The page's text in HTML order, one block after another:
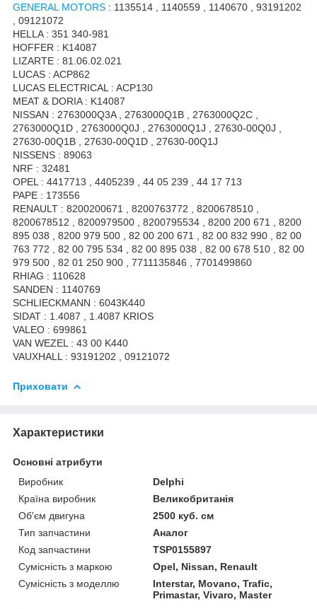
GENERAL MOTORS : 1135514 , 1140559 , 1140670 , 93191202
, 09121072
HELLA : 351 340-981
HOFFER : K14087
LIZARTE : 81.06.02.021
LUCAS : ACP862
LUCAS ELECTRICAL : ACP130
MEAT & DORIA : K14087
NISSAN : 2763000Q3A , 2763000Q1B , 2763000Q2C ,
2763000Q1D , 2763000Q0J , 2763000Q1J , 27630-00Q0J ,
27630-00Q1B , 27630-00Q1D , 27630-00Q1J
NISSENS : 89063
NRF : 32481
OPEL : 4417713 , 4405239 , 44 05 239 , 44 17 713
PAPE : 173556
RENAULT : 8200200671 , 8200763772 , 8200678510 ,
8200678512 , 8200979500 , 8200795534 , 8200 200 671 , 8200
895 038 , 8200 979 500 , 82 00 200 671 , 82 00 832 990 , 82 00
763 772 , 82 00 795 534 , 82 00 895 038 , 82 00 678 510 , 82 00
979 500 , 82 01 250 900 , 7711135846 , 7701499860
RHIAG : 110628
SANDEN : 1140769
SCHLIECKMANN : 6043K440
SIDAT : 1.4087 , 1.4087 KRIOS
VALEO : 699861
VAN WEZEL : 43 00 K440
VAUXHALL : 93191202 , 09121072
Приховати
Характеристики
Основні атрибути
Виробник
Delphi
Країна виробник
Великобританія
Об'єм двигуна
2500 куб. см
Тип запчастини
Аналог
Код запчастини
TSP0155897
Сумісність з маркою
Opel, Nissan, Renault
Сумісність з моделлю
Interstar, Movano, Trafic,
Primastar, Vivaro, Master